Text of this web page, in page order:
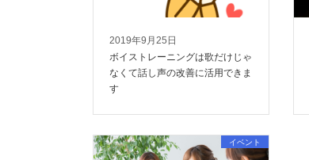
2019年9月25日
ボイストレーニングは歌だけじゃ
なくて話し声の改善に活用できま
す
イベント